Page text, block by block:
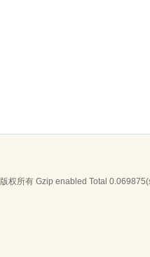
版权所有 Gzip enabled Total